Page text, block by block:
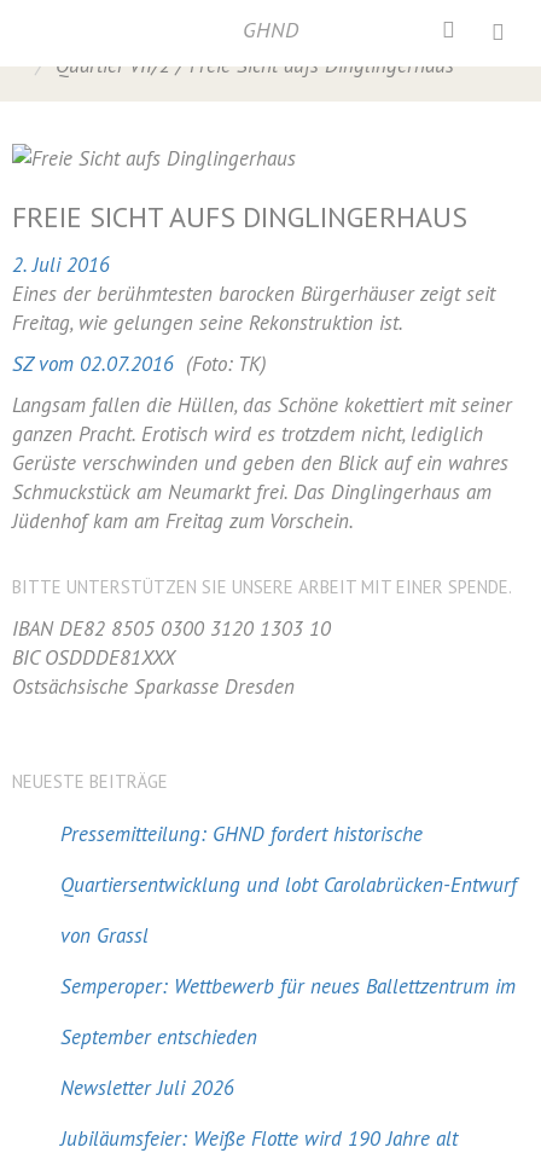
Presse,
Quartier VII/2 / Freie Sicht aufs Dinglingerhaus
FREIE SICHT AUFS DINGLINGERHAUS
2. Juli 2016
Eines der berühmtesten barocken Bürgerhäuser zeigt seit
Freitag, wie gelungen seine Rekonstruktion ist.
SZ vom 02.07.2016 (Foto: TK)
Langsam fallen die Hüllen, das Schöne kokettiert mit seiner
ganzen Pracht. Erotisch wird es trotzdem nicht, lediglich
Gerüste verschwinden und geben den Blick auf ein wahres
Schmuckstück am Neumarkt frei. Das Dinglingerhaus am
Jüdenhof kam am Freitag zum Vorschein.
BITTE UNTERSTÜTZEN SIE UNSERE ARBEIT MIT EINER SPENDE.
IBAN DE82 8505 0300 3120 1303 10
BIC OSDDDE81XXX
Ostsächsische Sparkasse Dresden
NEUESTE BEITRÄGE
Pressemitteilung: GHND fordert historische
Quartiersentwicklung und lobt Carolabrücken-Entwurf
von Grassl
Semperoper: Wettbewerb für neues Ballettzentrum im
September entschieden
Newsletter Juli 2026
Jubiläumsfeier: Weiße Flotte wird 190 Jahre alt
GHND